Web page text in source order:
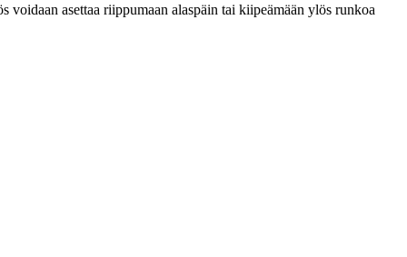
asettaa riippumaan alaspäin tai kiipeämään ylös runkoa